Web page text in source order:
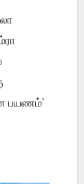
பயணம்'